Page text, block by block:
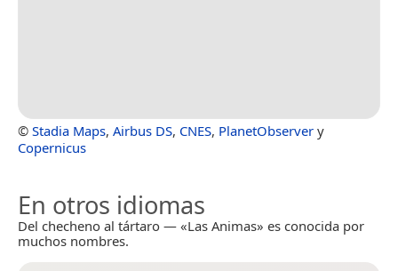
© Stadia Maps, Airbus DS, CNES, PlanetObserver y
Copernicus
En otros idiomas
Del checheno al tártaro — «Las Animas» es conocida por
muchos nombres.